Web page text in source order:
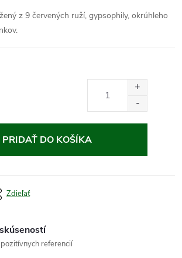
z 9 červených ruží, gypsophily, okrúhleho
PRIDAŤ DO KOŠÍKA
Zdieľať
referencií